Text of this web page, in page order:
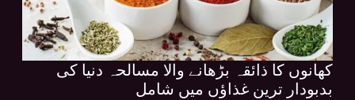
کھانوں کا ذائقہ بڑھانے والا مسالحہ دنیا کی
بدبودار ترین غذاؤں میں شامل